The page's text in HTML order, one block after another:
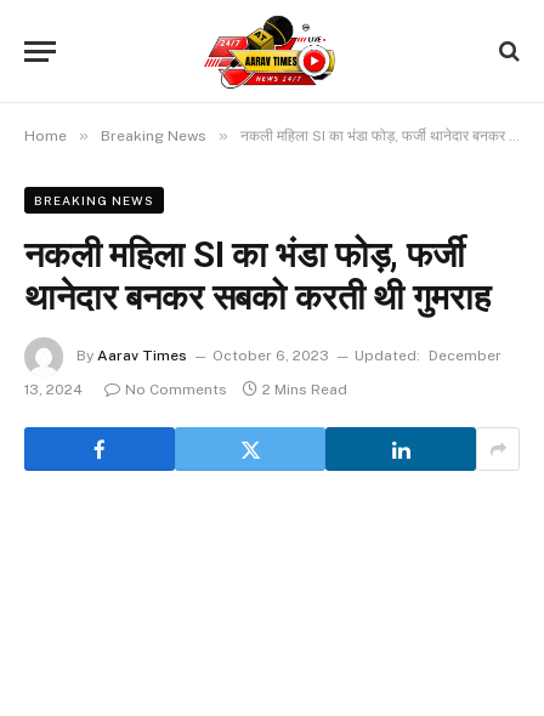
Home » Breaking News » नकली महिला SI का भंडा फोड़, फर्जी थानेदार बनकर सबको करती थी गुमराह
BREAKING NEWS
नकली महिला SI का भंडा फोड़, फर्जी
थानेदार बनकर सबको करती थी गुमराह
By Aarav Times October 6, 2023 Updated:
December
13, 2024
No Comments 2 Mins Read